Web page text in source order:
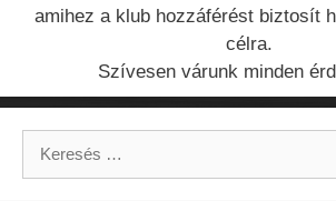
amihez a klub hozzáférést biztosít
célra.
Szívesen várunk minden